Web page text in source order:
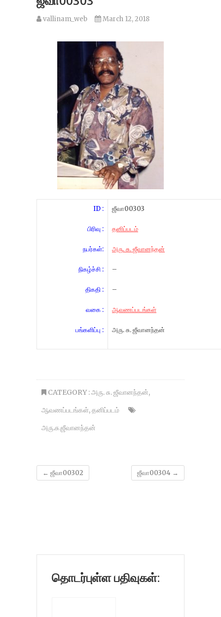
vallinam_web March 12, 2018
ID :
பிரிவு :
நபர்கள்:
நிகழ்ச்சி :
திகதி :
வகை :
பங்களிப்பு :
ஜீவா00303
தனிப்படம்
அரு. சு. ஜீவானந்தன்
–
–
ஆவணப்படங்கள்
அரு. சு. ஜீவானந்தன்
CATEGORY :அரு. சு. ஜீவானந்தன்,
ஆவணப்படங்கள்,தனிப்படம்
அரு.சு.ஜீவானந்தன்
← ஜீவா00302 ஜீவா00304 →
தொடர்புள்ள பதிவுகள்: